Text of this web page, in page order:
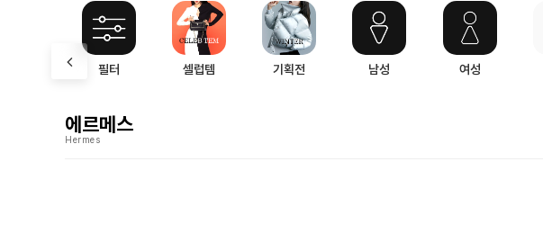
필터 셀럽템 기획전 남성 여성
에르메스
Hermes